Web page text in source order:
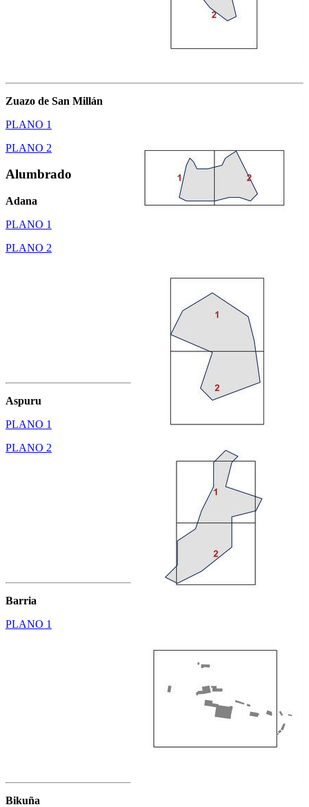
Zuazo de San Millán
PLANO 1
PLANO 2
Alumbrado
Adana
PLANO 1
PLANO 2
Aspuru
PLANO 1
PLANO 2
Barria
PLANO 1
Bikuña